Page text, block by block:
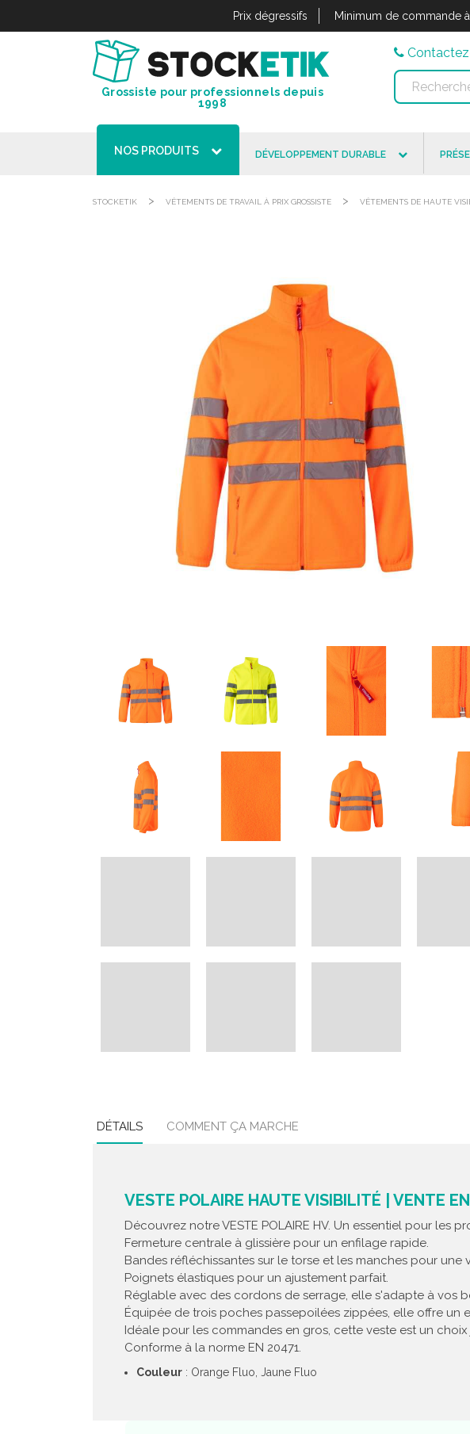
Prix dégressifs Minimum de commande
Grossiste pour professionnels depuis
1998
NOS PRODUITS DÉVELOPPEMENT DURABLE
STOCKETIK > VÊTEMENTS DE TRAVAIL À PRIX GROSSISTE > VÊTEMENTS DE HAUTE
DÉTAILS COMMENT ÇA MARCHE
VESTE POLAIRE HAUTE VISIBILITÉ | VENTE
Découvrez notre VESTE POLAIRE HV. Un essentiel pour les
Fermeture centrale à glissière pour un enfilage rapide.
Bandes réfléchissantes sur le torse et les manches pour une
Poignets élastiques pour un ajustement parfait.
Réglable avec des cordons de serrage, elle s'adapte à vos
Équipée de trois poches passepoilées zippées, elle offre un
Idéale pour les commandes en gros, cette veste est un
Conforme à la norme EN 20471.
Couleur : Orange Fluo, Jaune Fluo